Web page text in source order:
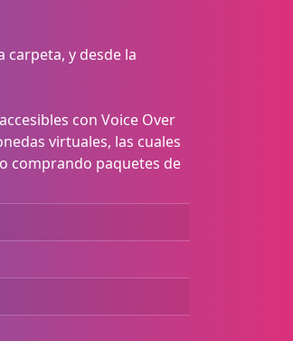
y desde la
con Voice Over
virtuales, las cuales
comprando paquetes de